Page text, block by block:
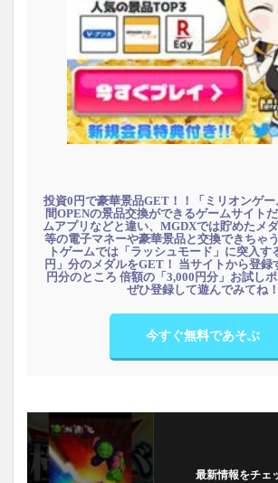
投資0円で豪華景品GET！！「ミリオンゲ
間OPENの景品交換ができるゲームサイト
ムアプリなどと違い、MGDXでは貯めたメダ
等の電子マネーや豪華景品と交換できちゃ
トゲームでは「ラッシュモード」に突入す
円」分のメダルをGET！ 当サイトから登録
円分のところ 倍額の「3,000円分」お試し
ぜひ登録して遊んでみてね！
今すぐ無料であそぶ
最新情報をチェ